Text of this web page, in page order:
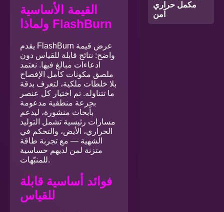
القيمة الأساسية
ولماذا FlashBurn
يقدم FlashBurn عرض قيمة
واضح: نتائج قابلة للقياس دون
ادعاءات مبالغ فيها. نعتمد
ملصق مكونات كامل الإفصاح
بلا خلطات ملكية، لتعرف بدقة
ما تتناوله. تم اختيار كل عنصر
بجرعة منطقية مدعومة
بأبحاث منشورة، ليدعم
مسارات رئيسية تشمل التوليد
الحراري، الأيض، والتحكم في
الشهية — مع تجربة طاقة
متزنة لمن لديهم حساسية
للمنبّهات.
فوائد أساسية قابلة
للقياس
مكمل حراري
آمن